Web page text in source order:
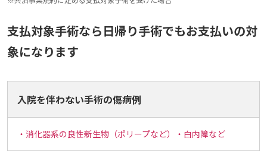
支払対象手術なら日帰り手術でもお支払いの対
象になります
入院を伴わない手術の傷病例
・消化器系の良性新生物（ポリープなど）・白内障など